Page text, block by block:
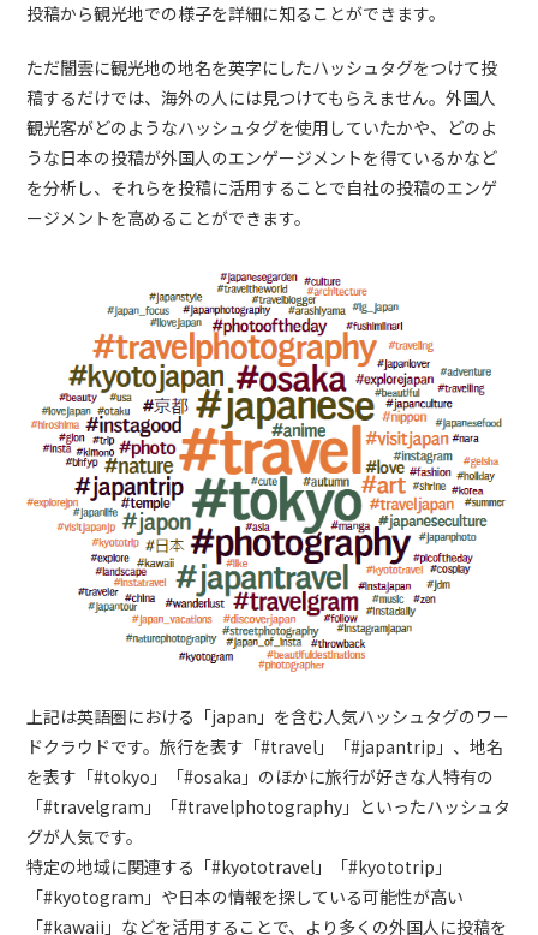
投稿から観光地での様子を詳細に知ることができます。
ただ闇雲に観光地の地名を英字にしたハッシュタグをつけて投
稿するだけでは、海外の人には見つけてもらえません。外国人
観光客がどのようなハッシュタグを使用していたかや、どのよ
うな日本の投稿が外国人のエンゲージメントを得ているかなど
を分析し、それらを投稿に活用することで自社の投稿のエンゲ
ージメントを高めることができます。
上記は英語圏における「japan」を含む人気ハッシュタグのワー
ドクラウドです。旅行を表す「#travel」「#japantrip」、地名
を表す「#tokyo」「#osaka」のほかに旅行が好きな人特有の
「#travelgram」「#travelphotography」といったハッシュタ
グが人気です。
特定の地域に関連する「#kyototravel」「#kyototrip」
「#kyotogram」や日本の情報を探している可能性が高い
「#kawaii」などを活用することで、より多くの外国人に投稿を